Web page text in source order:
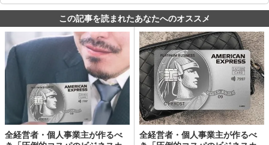
この記事を読まれたあなたへのオススメ
全経営者・個人事業主が作るべ
全経営者・個人事業主が作るべ